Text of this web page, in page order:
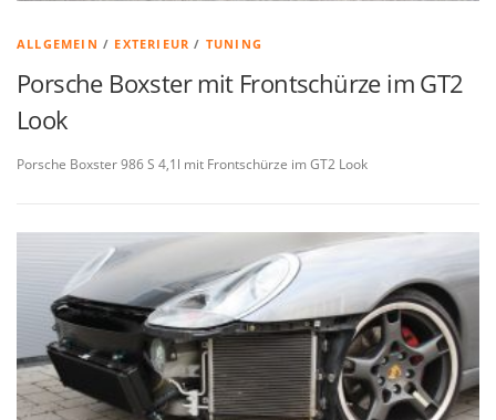
ALLGEMEIN / EXTERIEUR / TUNING
Porsche Boxster mit Frontschürze im GT2
Look
Porsche Boxster 986 S 4,1l mit Frontschürze im GT2 Look